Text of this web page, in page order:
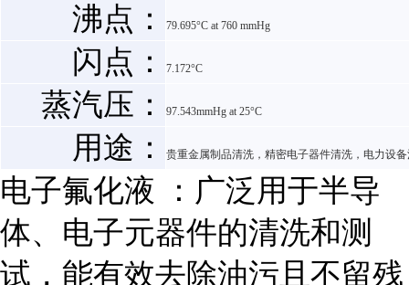
沸点： 79.695°C at 760 mmHg
闪点： 7.172°C
蒸汽压： 97.543mmHg at 25°C
用途： 贵重金属制品清洗，精密电子器件清洗，电力设
电子氟化液 ：广泛用于半导
体、电子元器件的清洗和测
试，能有效去除油污且不留残